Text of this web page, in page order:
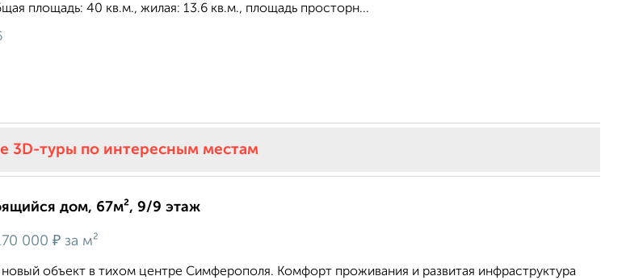
площадь: 40 кв.м., жилая: 13.6 кв.м., площадь просторн...
3D-туры по интересным местам
дом, 67м², 9/9 этаж
000 ₽ за м²
объект в тихом центре Симферополя. Комфорт проживания и развитая инфраструктура